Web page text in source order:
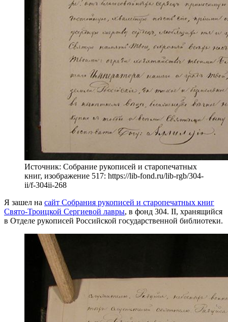
Источник: Собрание рукописей и старопечатных
книг, изображение 517: https://lib-fond.ru/lib-rgb/304-
ii/f-304ii-268
Я зашел на сайт Собрания рукописей и старопечатных книг
Свято-Троицкой Сергиевой лавры, в фонд 304. II, хранящийся
в Отделе рукописей Российской государственной библиотеки.